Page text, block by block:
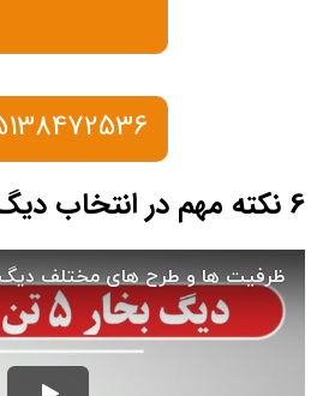
6 نکته مهم در انتخاب دیگ بخار: